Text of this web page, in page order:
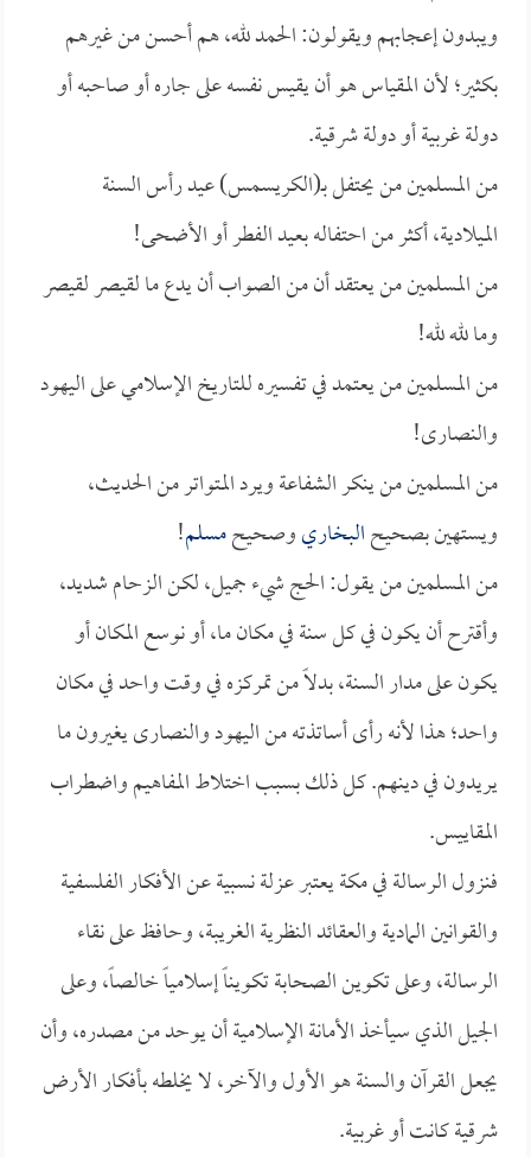
ويبدون إعجابهم ويقولون: الحمد لله، هم أحسن من غيرهم
بكثير؛ لأن المقياس هو أن يقيس نفسه على جاره أو صاحبه أو
دولة غربية أو دولة شرقية.
من المسلمين من يحتفل بـ(الكريسمس) عيد رأس السنة
الميلادية، أكثر من احتفاله بعيد الفطر أو الأضحى!
من المسلمين من يعتقد أن من الصواب أن يدع ما لقيصر لقيصر
وما لله لله!
من المسلمين من يعتمد في تفسيره للتاريخ الإسلامي على اليهود
والنصارى!
من المسلمين من ينكر الشفاعة ويرد المتواتر من الحديث،
ويستهين بصحيحالبخاريوصحيحمسلم!
من المسلمين من يقول: الحج شيء جميل، لكن الزحام شديد،
وأقترح أن يكون في كل سنة في مكان ما، أو نوسع المكان أو
يكون على مدار السنة، بدلاً من تمركزه في وقت واحد في مكان
واحد؛ هذا لأنه رأى أساتذته من اليهود والنصارى يغيرون ما
يريدون في دينهم. كل ذلك بسبب اختلاط المفاهيم واضطراب
المقاييس.
فنزول الرسالة في مكة يعتبر عزلة نسبية عن الأفكار الفلسفية
والقوانين المادية والعقائد النظرية الغريبة، وحافظ على نقاء
الرسالة، وعلى تكوين الصحابة تكويناً إسلامياً خالصاً، وعلى
الجيل الذي سيأخذ الأمانة الإسلامية أن يوحد من مصدره، وأن
يجعل القرآن والسنة هو الأول والآخر، لا يخلطه بأفكار الأرض
شرقية كانت أو غربية.